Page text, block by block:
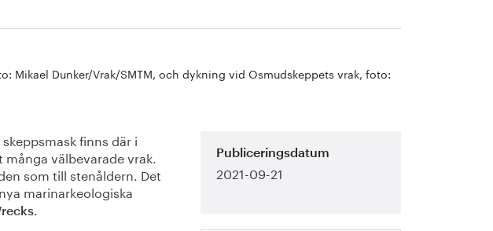
Mikael Dunker/Vrak/SMTM, och dykning vid Osmudskeppets vrak, foto:
finns där i
välbevarade vrak.
som till stenåldern. Det
marinarkeologiska
.
Publiceringsdatum
2021-09-21